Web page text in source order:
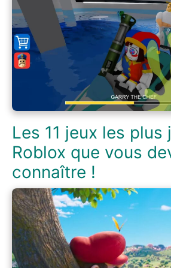
Les 11 jeux les plus
Roblox que vous
connaître !